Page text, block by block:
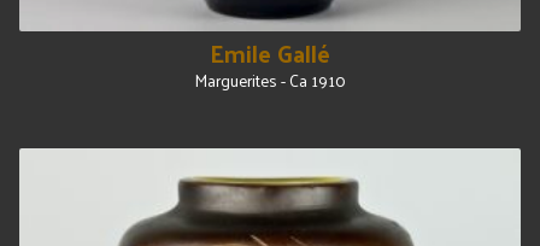
Emile Gallé
Marguerites - Ca 1910